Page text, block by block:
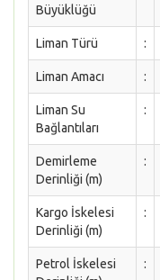
Büyüklüğü
Liman Türü :
Liman Amacı :
Liman Su
Bağlantıları
:
Demirleme
Derinliği (m)
:
Kargo İskelesi
Derinliği (m)
:
Petrol İskelesi
: